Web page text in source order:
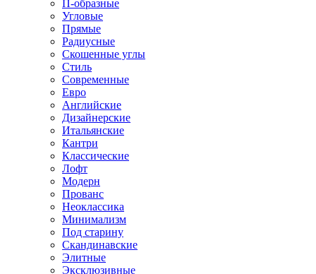
П-образные
Угловые
Прямые
Радиусные
Скошенные углы
Стиль
Современные
Евро
Английские
Дизайнерские
Итальянские
Кантри
Классические
Лофт
Модерн
Прованс
Неоклассика
Минимализм
Под старину
Скандинавские
Элитные
Эксклюзивные